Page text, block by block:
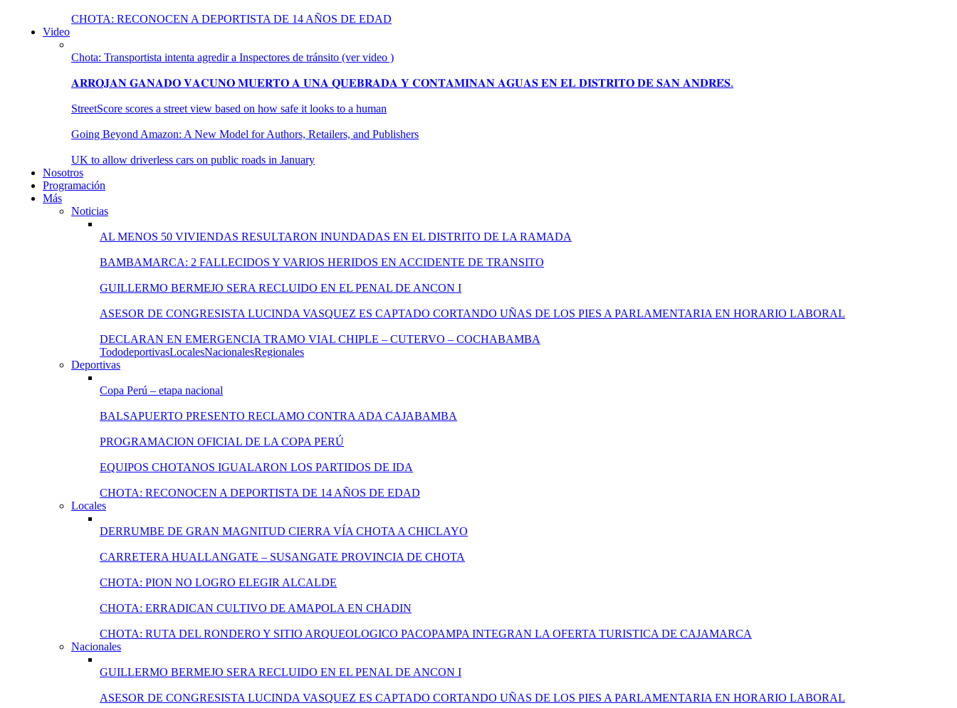
CHOTA: RECONOCEN A DEPORTISTA DE 14 AÑOS DE EDAD
Video
Chota: Transportista intenta agredir a Inspectores de tránsito (ver video )
𝐀𝐑𝐑𝐎𝐉𝐀𝐍 𝐆𝐀𝐍𝐀𝐃𝐎 𝐕𝐀𝐂𝐔𝐍𝐎 𝐌𝐔𝐄𝐑𝐓𝐎 𝐀 𝐔𝐍𝐀 𝐐𝐔𝐄𝐁𝐑𝐀𝐃𝐀 𝐘 𝐂𝐎𝐍𝐓𝐀𝐌𝐈𝐍𝐀𝐍 𝐀𝐆𝐔𝐀𝐒 𝐄𝐍 𝐄𝐋 𝐃𝐈𝐒𝐓𝐑𝐈𝐓𝐎 𝐃𝐄 𝐒𝐀𝐍 𝐀𝐍𝐃𝐑𝐄́𝐒.
StreetScore scores a street view based on how safe it looks to a human
Going Beyond Amazon: A New Model for Authors, Retailers, and Publishers
UK to allow driverless cars on public roads in January
Nosotros
Programación
Más
Noticias
AL MENOS 50 VIVIENDAS RESULTARON INUNDADAS EN EL DISTRITO DE LA RAMADA
BAMBAMARCA: 2 FALLECIDOS Y VARIOS HERIDOS EN ACCIDENTE DE TRANSITO
GUILLERMO BERMEJO SERA RECLUIDO EN EL PENAL DE ANCON I
ASESOR DE CONGRESISTA LUCINDA VASQUEZ ES CAPTADO CORTANDO UÑAS DE LOS PIES A PARLAMENTARIA EN HORARIO LABORAL
DECLARAN EN EMERGENCIA TRAMO VIAL CHIPLE – CUTERVO – COCHABAMBA
TododeportivasLocalesNacionalesRegionales
Deportivas
Copa Perú – etapa nacional
BALSAPUERTO PRESENTO RECLAMO CONTRA ADA CAJABAMBA
PROGRAMACION OFICIAL DE LA COPA PERÚ
EQUIPOS CHOTANOS IGUALARON LOS PARTIDOS DE IDA
CHOTA: RECONOCEN A DEPORTISTA DE 14 AÑOS DE EDAD
Locales
DERRUMBE DE GRAN MAGNITUD CIERRA VÍA CHOTA A CHICLAYO
CARRETERA HUALLANGATE – SUSANGATE PROVINCIA DE CHOTA
CHOTA: PION NO LOGRO ELEGIR ALCALDE
CHOTA: ERRADICAN CULTIVO DE AMAPOLA EN CHADIN
CHOTA: RUTA DEL RONDERO Y SITIO ARQUEOLOGICO PACOPAMPA INTEGRAN LA OFERTA TURISTICA DE CAJAMARCA
Nacionales
GUILLERMO BERMEJO SERA RECLUIDO EN EL PENAL DE ANCON I
ASESOR DE CONGRESISTA LUCINDA VASQUEZ ES CAPTADO CORTANDO UÑAS DE LOS PIES A PARLAMENTARIA EN HORARIO LABORAL